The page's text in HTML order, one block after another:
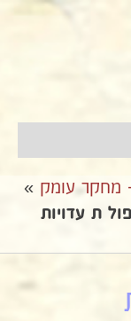
- מחקר עומק »
ת עדויות